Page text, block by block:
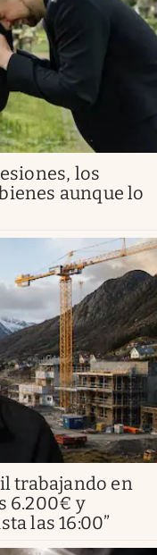
los
aunque lo
trabajando en
6.200€ y
las 16:00”